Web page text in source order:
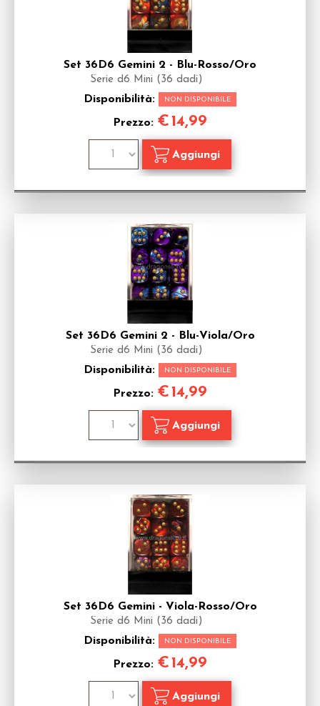
Set 36D6 Gemini 2 - Blu-Rosso/Oro
Serie d6 Mini (36 dadi)
Disponibilità: NON DISPONIBILE
Prezzo: €14,99
Set 36D6 Gemini 2 - Blu-Viola/Oro
Serie d6 Mini (36 dadi)
Disponibilità: NON DISPONIBILE
Prezzo: €14,99
Set 36D6 Gemini - Viola-Rosso/Oro
Serie d6 Mini (36 dadi)
Disponibilità: NON DISPONIBILE
Prezzo: €14,99